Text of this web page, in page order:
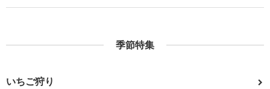
季節特集
いちご狩り